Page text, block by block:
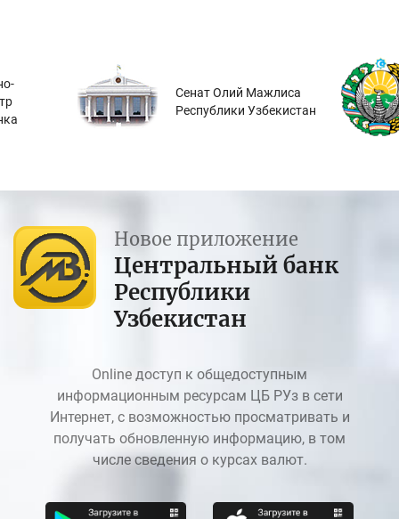
Сенат Олий Мажлиса
Республики Узбекистан
Новое приложение
Центральный банк
Республики
Узбекистан
Online доступ к общедоступным
информационным ресурсам ЦБ РУз в сети
Интернет, с возможностью просматривать и
получать обновленную информацию, в том
числе сведения о курсах валют.